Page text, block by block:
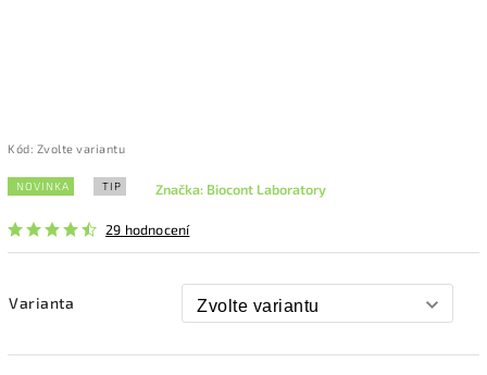
Kód: Zvolte variantu
NOVINKA TIP
29 hodnocení
Značka: Biocont Laboratory
Varianta